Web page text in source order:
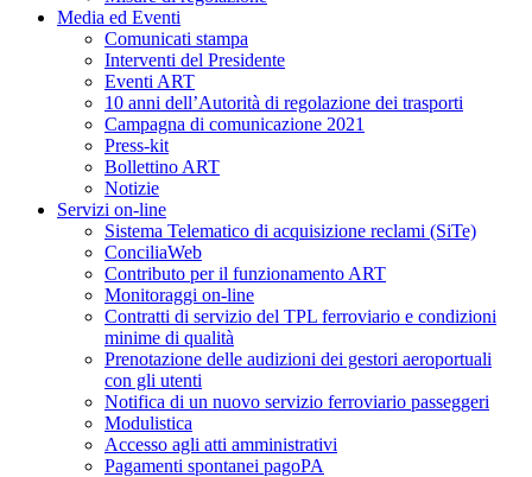
Media ed Eventi
Comunicati stampa
Interventi del Presidente
Eventi ART
10 anni dell’Autorità di regolazione dei trasporti
Campagna di comunicazione 2021
Press-kit
Bollettino ART
Notizie
Servizi on-line
Sistema Telematico di acquisizione reclami (SiTe)
ConciliaWeb
Contributo per il funzionamento ART
Monitoraggi on-line
Contratti di servizio del TPL ferroviario e condizioni
minime di qualità
Prenotazione delle audizioni dei gestori aeroportuali
con gli utenti
Notifica di un nuovo servizio ferroviario passeggeri
Modulistica
Accesso agli atti amministrativi
Pagamenti spontanei pagoPA